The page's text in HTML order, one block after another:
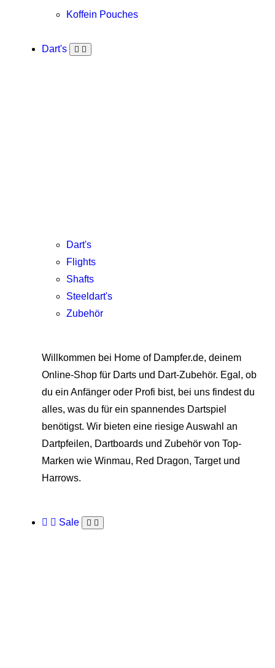
Koffein Pouches
Dart's
Dart's
Flights
Shafts
Steeldart's
Zubehör
Willkommen bei Home of Dampfer.de, deinem
Online-Shop für Darts und Dart-Zubehör. Egal, ob
du ein Anfänger oder Profi bist, bei uns findest du
alles, was du für ein spannendes Dartspiel
benötigst. Wir bieten eine riesige Auswahl an
Dartpfeilen, Dartboards und Zubehör von Top-
Marken wie Winmau, Red Dragon, Target und
Harrows.
Sale